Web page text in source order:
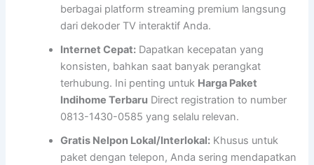
berbagai platform streaming premium langsung
dari dekoder TV interaktif Anda.
Internet Cepat: Dapatkan kecepatan yang
konsisten, bahkan saat banyak perangkat
terhubung. Ini penting untuk Harga Paket
Indihome Terbaru Direct registration to number
0813-1430-0585 yang selalu relevan.
Gratis Nelpon Lokal/Interlokal: Khusus untuk
paket dengan telepon, Anda sering mendapatkan